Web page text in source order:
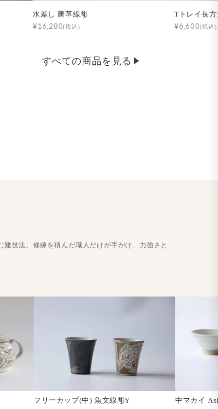
水差し 唐草線彫
¥16,280(税込)
Tトレイ長
¥6,600(税込)
すべての商品を見る
技法。修練を積んだ職人だけが手がけ、力強さと
フリーカップ(中) 魚文線彫Y 中マカイ